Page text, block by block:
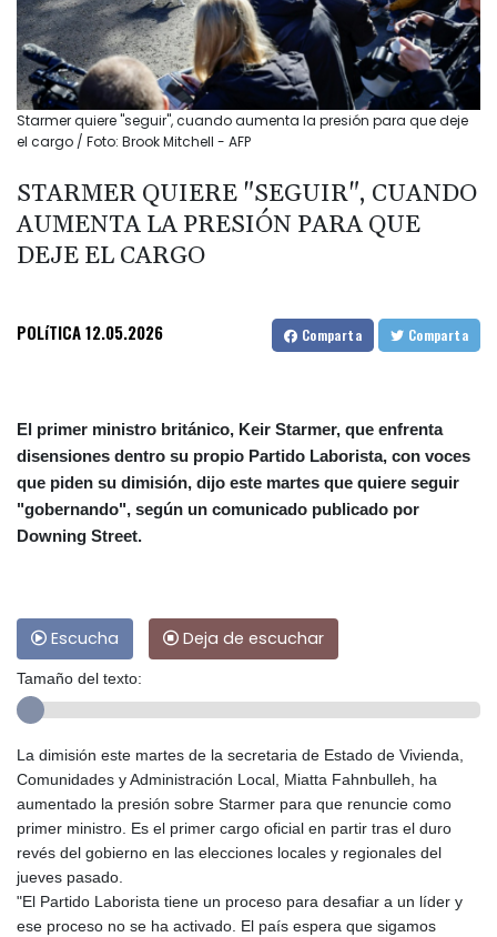
Starmer quiere "seguir", cuando aumenta la presión para que deje
el cargo / Foto: Brook Mitchell - AFP
STARMER QUIERE "SEGUIR", CUANDO
AUMENTA LA PRESIÓN PARA QUE
DEJE EL CARGO
POLíTICA12.05.2026 Comparta Comparta
El primer ministro británico, Keir Starmer, que enfrenta
disensiones dentro su propio Partido Laborista, con voces
que piden su dimisión, dijo este martes que quiere seguir
"gobernando", según un comunicado publicado por
Downing Street.
Escucha Deja de escuchar
Tamaño del texto:
La dimisión este martes de la secretaria de Estado de Vivienda,
Comunidades y Administración Local, Miatta Fahnbulleh, ha
aumentado la presión sobre Starmer para que renuncie como
primer ministro. Es el primer cargo oficial en partir tras el duro
revés del gobierno en las elecciones locales y regionales del
jueves pasado.
"El Partido Laborista tiene un proceso para desafiar a un líder y
ese proceso no se ha activado. El país espera que sigamos